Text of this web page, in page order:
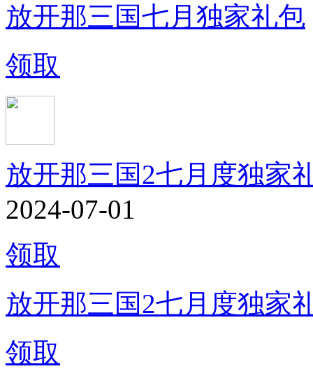
放开那三国七月独家礼包
领取
放开那三国2七月度独家
2024-07-01
领取
放开那三国2七月度独家
领取